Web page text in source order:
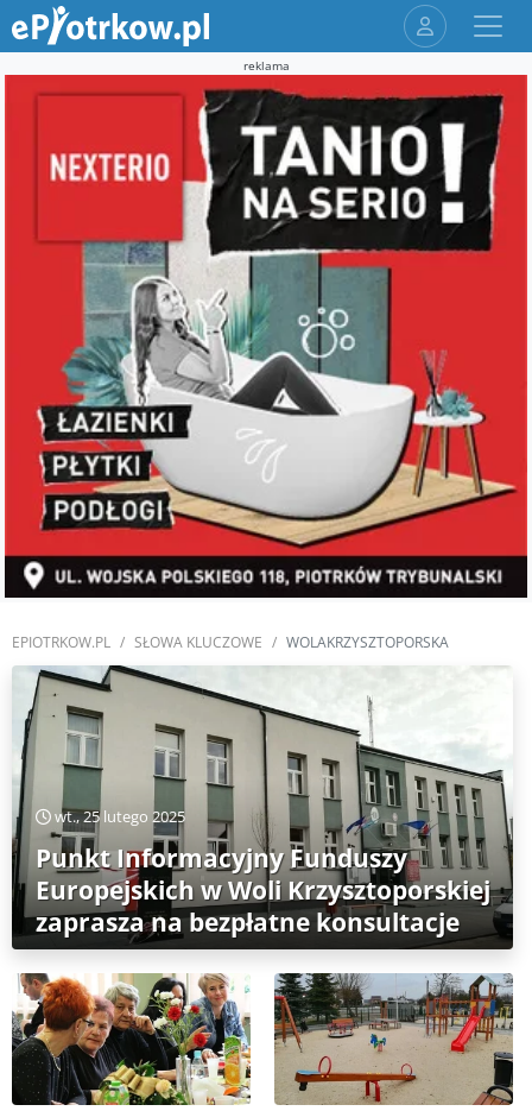
reklama
EPIOTRKOW.PL SŁOWA KLUCZOWE WOLAKRZYSZTOPORSKA
wt., 25 lutego 2025
Punkt Informacyjny Funduszy
Europejskich w Woli Krzysztoporskiej
zaprasza na bezpłatne konsultacje